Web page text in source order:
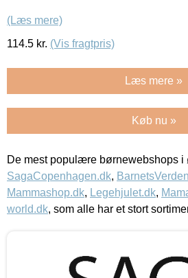
(Læs mere)
114.5 kr. (Vis fragtpris)
Læs mere »
Køb nu »
De mest populære børnewebshops i
SagaCopenhagen.dk,
Mammashop.dk, Legehjulet.dk,
world.dk, som alle har et stort